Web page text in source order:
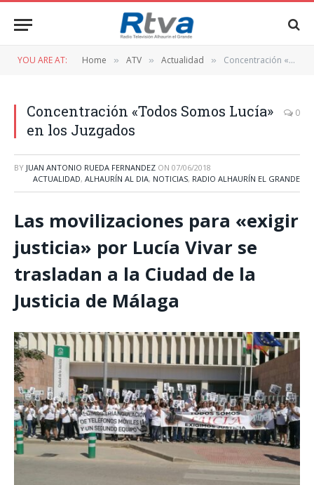
YOU ARE AT: Home » ATV » Actualidad » Concentración «Todos Somos Lucía» en los Juzgados
Concentración «Todos Somos Lucía»
en los Juzgados
0
BY JUAN ANTONIO RUEDA FERNANDEZ ON 07/06/2018
ACTUALIDAD, ALHAURÍN AL DIA, NOTICIAS, RADIO ALHAURÍN EL GRANDE
Las movilizaciones para «exigir
justicia» por Lucía Vivar se
trasladan a la Ciudad de la
Justicia de Málaga